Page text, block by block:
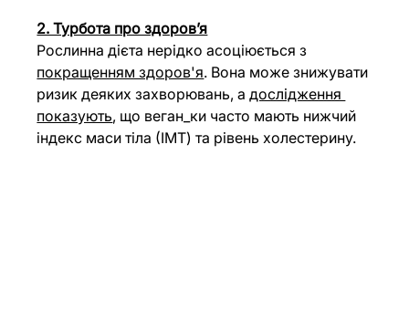
2. Турбота про здоров’я
Рослинна дієта нерідко асоціюється з
покращенням здоров'я. Вона може знижувати
ризик деяких захворювань, а дослідження
показують, що веган_ки часто мають нижчий
індекс маси тіла (ІМТ) та рівень холестерину​.